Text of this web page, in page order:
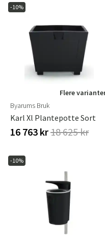
-10%
Flere
Byarums Bruk
Karl Xl Plantepotte Sort
16 763 kr18 625 kr
-10%